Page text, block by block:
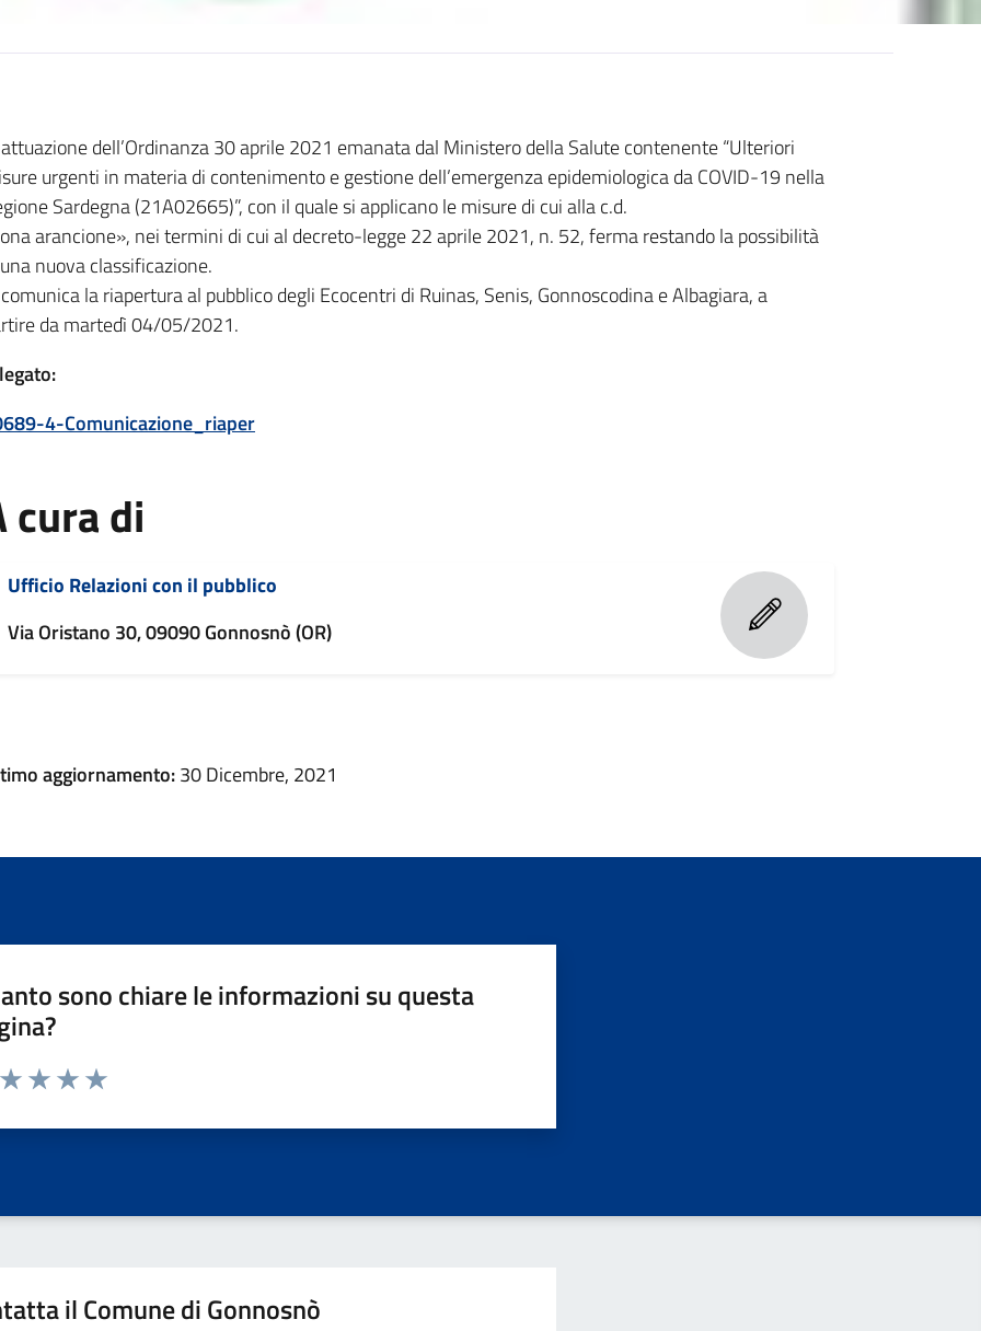
dell’Ordinanza 30 aprile 2021 emanata dal Ministero della Salute contenente “Ulteriori
urgenti in materia di contenimento e gestione dell’emergenza epidemiologica da COVID-19 nella
Sardegna (21A02665)”, con il quale si applicano le misure di cui alla c.d.
arancione», nei termini di cui al decreto-legge 22 aprile 2021, n. 52, ferma restando la possibilità
nuova classificazione.
la riapertura al pubblico degli Ecocentri di Ruinas, Senis, Gonnoscodina e Albagiara, a
da martedì 04/05/2021.
4-Comunicazione_riaper
cura di
Ufficio Relazioni con il pubblico
Via Oristano 30, 09090 Gonnosnò (OR)
aggiornamento:30 Dicembre, 2021
sono chiare le informazioni su questa
da 1 a 5 stelle la pagina
il Comune di Gonnosnò